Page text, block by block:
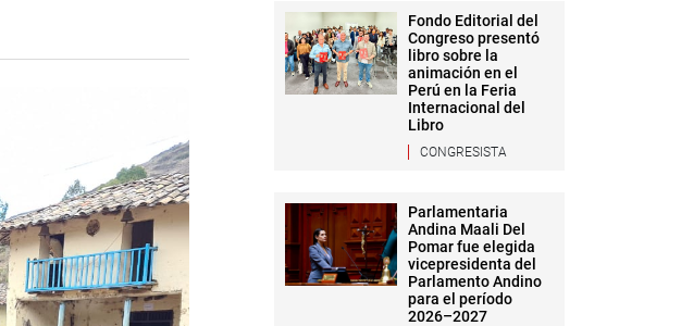
Fondo Editorial del
Congreso presentó
libro sobre la
animación en el
Perú en la Feria
Internacional del
Libro
CONGRESISTA
Parlamentaria
Andina Maali Del
Pomar fue elegida
vicepresidenta del
Parlamento Andino
para el período
2026–2027